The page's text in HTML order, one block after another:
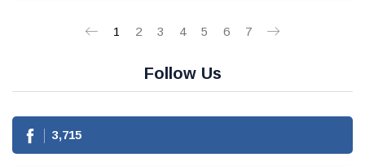
1 2 3 4 5 6 7
Follow Us
3,715